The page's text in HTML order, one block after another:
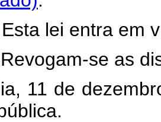
lei entra em
se as
de dezembro